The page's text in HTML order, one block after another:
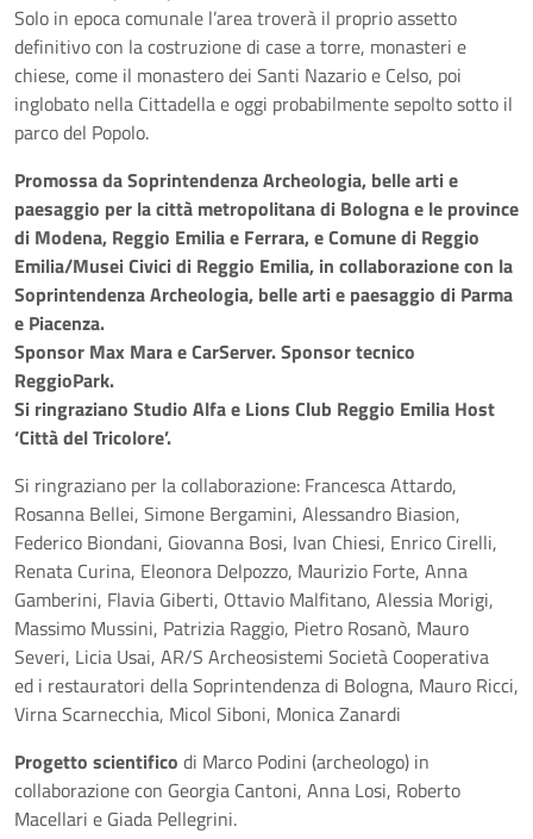
Solo in epoca comunale l’area troverà il proprio assetto
definitivo con la costruzione di case a torre, monasteri e
chiese, come il monastero dei Santi Nazario e Celso, poi
inglobato nella Cittadella e oggi probabilmente sepolto sotto il
parco del Popolo.
Promossa da Soprintendenza Archeologia, belle arti e
paesaggio per la città metropolitana di Bologna e le province
di Modena, Reggio Emilia e Ferrara, e Comune di Reggio
Emilia/Musei Civici di Reggio Emilia, in collaborazione con la
Soprintendenza Archeologia, belle arti e paesaggio di Parma
e Piacenza.
Sponsor Max Mara e CarServer. Sponsor tecnico
ReggioPark.
Si ringraziano Studio Alfa e Lions Club Reggio Emilia Host
‘Città del Tricolore’.
Si ringraziano per la collaborazione: Francesca Attardo,
Rosanna Bellei, Simone Bergamini, Alessandro Biasion,
Federico Biondani, Giovanna Bosi, Ivan Chiesi, Enrico Cirelli,
Renata Curina, Eleonora Delpozzo, Maurizio Forte, Anna
Gamberini, Flavia Giberti, Ottavio Malfitano, Alessia Morigi,
Massimo Mussini, Patrizia Raggio, Pietro Rosanò, Mauro
Severi, Licia Usai, AR/S Archeosistemi Società Cooperativa
ed i restauratori della Soprintendenza di Bologna, Mauro Ricci,
Virna Scarnecchia, Micol Siboni, Monica Zanardi
Progetto scientifico di Marco Podini (archeologo) in
collaborazione con Georgia Cantoni, Anna Losi, Roberto
Macellari e Giada Pellegrini.